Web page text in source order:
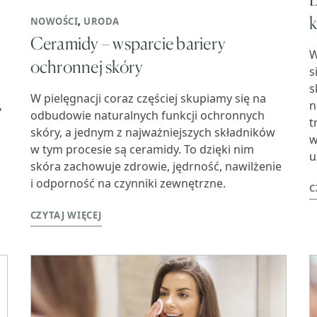
NOWOŚCI, URODA
Ceramidy – wsparcie bariery
ochronnej skóry
W pielęgnacji coraz częściej skupiamy się na
odbudowie naturalnych funkcji ochronnych
skóry, a jednym z najważniejszych składników
w tym procesie są ceramidy. To dzięki nim
skóra zachowuje zdrowie, jędrność, nawilżenie
i odporność na czynniki zewnętrzne.
CZYTAJ WIĘCEJ